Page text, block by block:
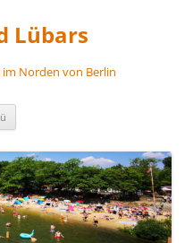
Lübars
Norden von Berlin